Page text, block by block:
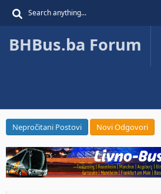
BHBus.ba Forum
Nepročitani Postovi Novi Odgovori